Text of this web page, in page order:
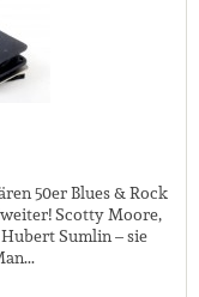
50er Blues & Rock
Scotty Moore,
Sumlin – sie